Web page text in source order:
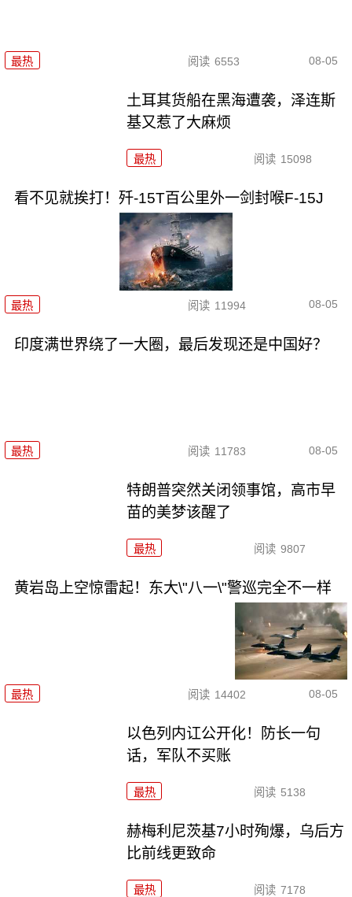
最热 阅读 6553 08-05
土耳其货船在黑海遭袭，泽连斯
基又惹了大麻烦
最热 阅读 15098
看不见就挨打！歼-15T百公里外一剑封喉F-15J
最热 阅读 11994 08-05
印度满世界绕了一大圈，最后发现还是中国好？
最热 阅读 11783 08-05
特朗普突然关闭领事馆，高市早
苗的美梦该醒了
最热 阅读 9807
黄岩岛上空惊雷起！东大\"八一\"警巡完全不一样
最热 阅读 14402 08-05
以色列内讧公开化！防长一句
话，军队不买账
最热 阅读 5138
赫梅利尼茨基7小时殉爆，乌后方
比前线更致命
最热 阅读 7178